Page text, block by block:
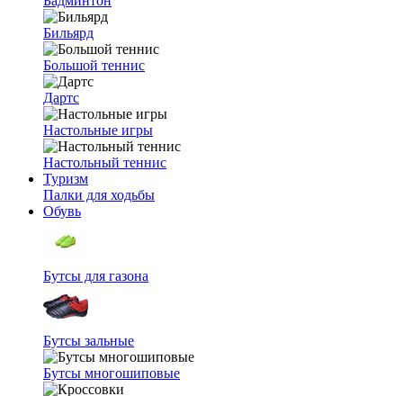
Бильярд
Большой теннис
Дартс
Настольные игры
Настольный теннис
Туризм
Палки для ходьбы
Обувь
Бутсы для газона
Бутсы зальные
Бутсы многошиповые